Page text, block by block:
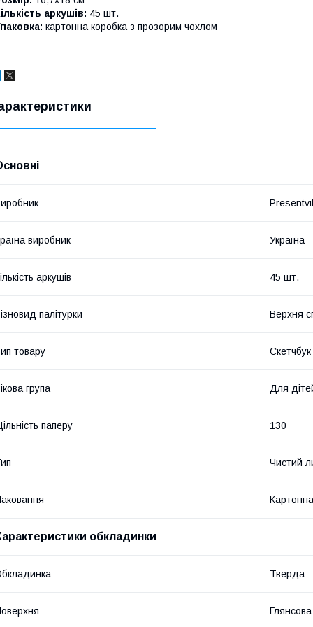
аркушів: 45 шт.
картонна коробка з прозорим чохлом
виробник Україна
аркушів 45 шт.
палітурки Верхня
товару Скетчбук
група Для
паперу 130
Чистий
обкладинки
Тверда
Глянсова